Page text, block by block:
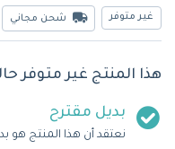
غير متوفر شحن مجاني
هذا المنتج غير متوفر
بديل مقترح
نعتقد أن هذا المنتج هو